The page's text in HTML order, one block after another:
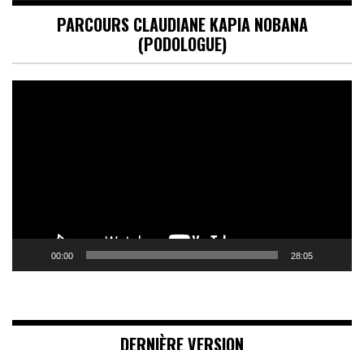
PARCOURS CLAUDIANE KAPIA NOBANA
(PODOLOGUE)
00:00 28:05
DERNIÈRE VERSION